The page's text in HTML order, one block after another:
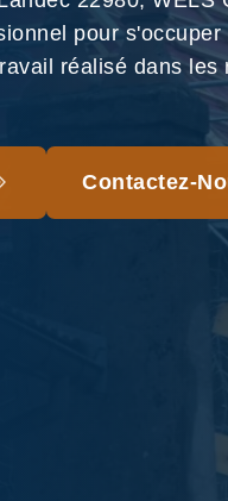
pour
réalisé dans les
Contactez-